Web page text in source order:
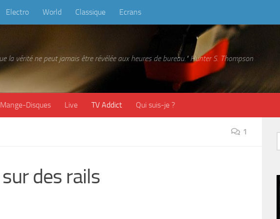
Electro World Classique Ecrans
la vérité ne peut jamais être révélée aux heures de bureau." Hunter S. Thompson
Mange-Disques Live TV Addict Qui suis-je ?
1
des rails